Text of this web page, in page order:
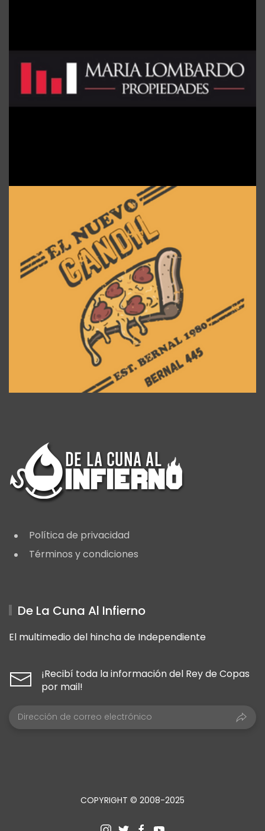
Política de privacidad
Términos y condiciones
De La Cuna Al Infierno
El multimedio del hincha de Independiente
¡Recibí toda la información del Rey de Copas
por mail!
COPYRIGHT © 2008-2025